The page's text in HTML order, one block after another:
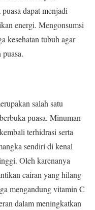
dapat menjadi
energi. Mengonsumsi
kesehatan tubuh agar
salah satu
puasa. Minuman
terhidrasi serta
sendiri di kenal
Oleh karenanya
cairan yang hilang
mengandung vitamin C
dalam meningkatkan